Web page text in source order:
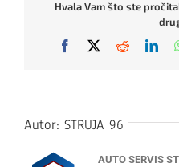
Hvala Vam što ste
Facebook
X Reddit
Autor: STRUJA 96
AUTO SERVIS